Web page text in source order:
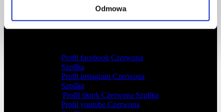
Odmowa
Profil facebook Czerwona
Szpilka
Profil instagram Czerwona
Szpilka
Profil tiktok Czerwona Szpilka
Profil youtube Czerwona